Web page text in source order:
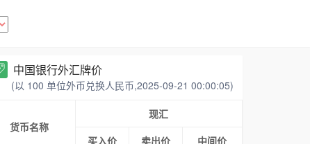
中国银行外汇牌价
(以 100 单位外币兑换人民币,2025-09-21 00:00:05)
货币名称
现汇
买入价
卖出价
中间价